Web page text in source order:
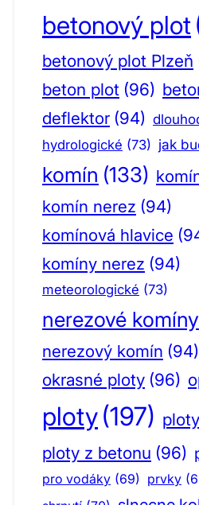
betonový plot
betonový plot Plzeň
beton plot (96)
deflektor (94)
hydrologické (73) jak
komín (133)
komín nerez (94)
komínová hlavice
komíny nerez (94)
meteorologické (73)
nerezové komíny
nerezový komín (94)
okrasné ploty (96)
ploty(197)
ploty z betonu (96)
pro vodáky (69) prvky